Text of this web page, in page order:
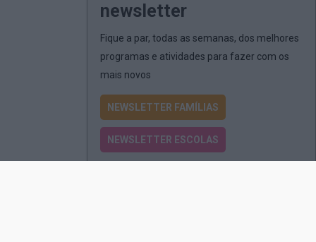
newsletter
Fique a par, todas as semanas, dos melhores
programas e atividades para fazer com os
mais novos
NEWSLETTER FAMÍLIAS
NEWSLETTER ESCOLAS